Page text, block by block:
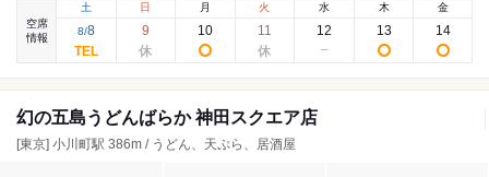
空席
情報
土
8/8
日
9
月
10
火
11
水
12
木
13
金
14
幻の五島うどんばらか 神田スクエア店
[東京] 小川町駅 386m / うどん、天ぷら、居酒屋